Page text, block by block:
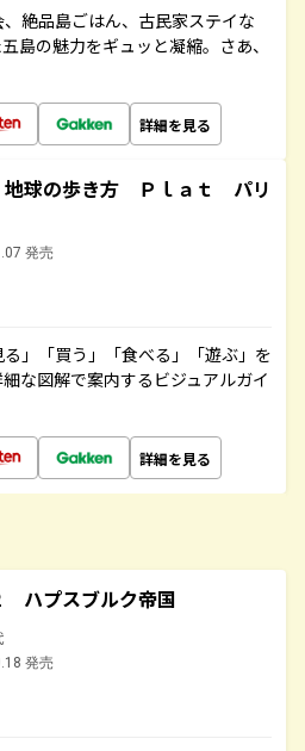
絶品島ごはん、古民家ステイな
島の魅力をギュッと凝縮。さあ、
詳細を見る
球の歩き方 Ｐｌａｔ パリ
発売
」「買う」「食べる」「遊ぶ」を
な図解で案内するビジュアルガイ
詳細を見る
ハプスブルク帝国
発売